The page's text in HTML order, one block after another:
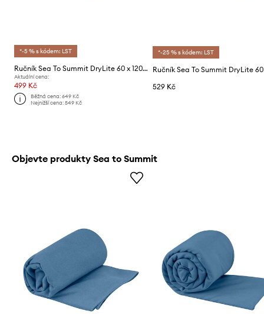
*-5 % s kódem: LST
Ručník Sea To Summit DryLite 60 x 120 cm
Aktuální cena:
499 Kč
Běžná cena:649 Kč
Nejnižší cena:549 Kč
*-25 % s kódem: LST
529 Kč
Objevte produkty Sea to Summit